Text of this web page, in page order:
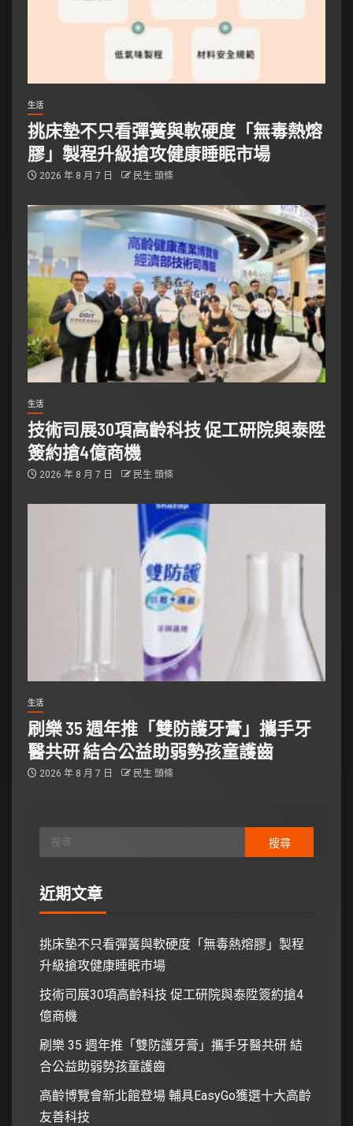
生活
挑床墊不只看彈簧與軟硬度「無毒熱熔
膠」製程升級搶攻健康睡眠市場
2026 年 8 月 7 日 民生 頭條
生活
技術司展30項高齡科技 促工研院與泰陞
簽約搶4億商機
2026 年 8 月 7 日 民生 頭條
生活
刷樂 35 週年推「雙防護牙膏」攜手牙
醫共研 結合公益助弱勢孩童護齒
2026 年 8 月 7 日 民生 頭條
近期文章
挑床墊不只看彈簧與軟硬度「無毒熱熔膠」製程
升級搶攻健康睡眠市場
技術司展30項高齡科技 促工研院與泰陞簽約搶4
億商機
刷樂 35 週年推「雙防護牙膏」攜手牙醫共研 結
合公益助弱勢孩童護齒
高齡博覽會新北館登場 輔具EasyGo獲選十大高齡
友善科技